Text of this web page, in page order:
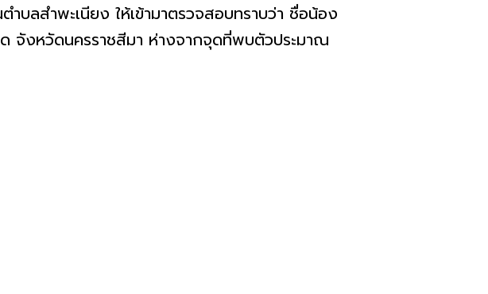
บลสำพะเนียง ให้เข้ามาตรวจสอบทราบว่า ชื่อน้อง
ด จังหวัดนครราชสีมา ห่างจากจุดที่พบตัวประมาณ